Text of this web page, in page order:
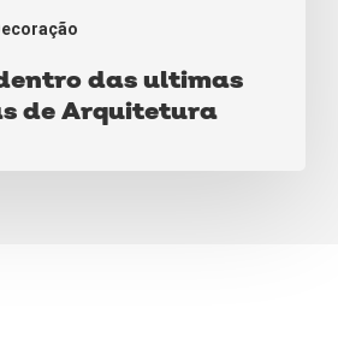
das ultimas
de Arquitetura